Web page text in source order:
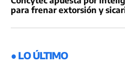
para frenar extorsión y
● LO ÚLTIMO